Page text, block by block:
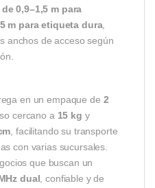
0,9–1,5 m para
m para etiqueta dura,
anchos de acceso según
en un empaque de 2
cercano a 15 kg y
, facilitando su transporte
con varias sucursales.
que buscan un
dual, confiable y de